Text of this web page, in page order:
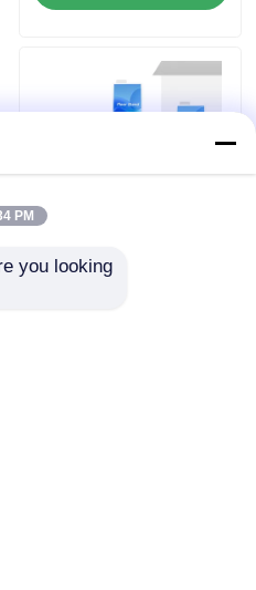
ービスキオスク
21.5インチ容量タッチ
PM
you looking